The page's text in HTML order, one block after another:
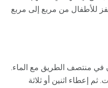
للأطفال من مربع إلى مربع
في منتصف الطريق مع الماء.
إعطاء اثنين أو ثلاثة